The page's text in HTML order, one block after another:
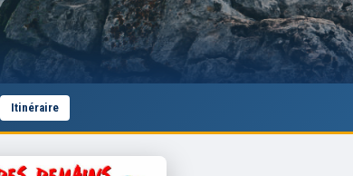
Itinéraire